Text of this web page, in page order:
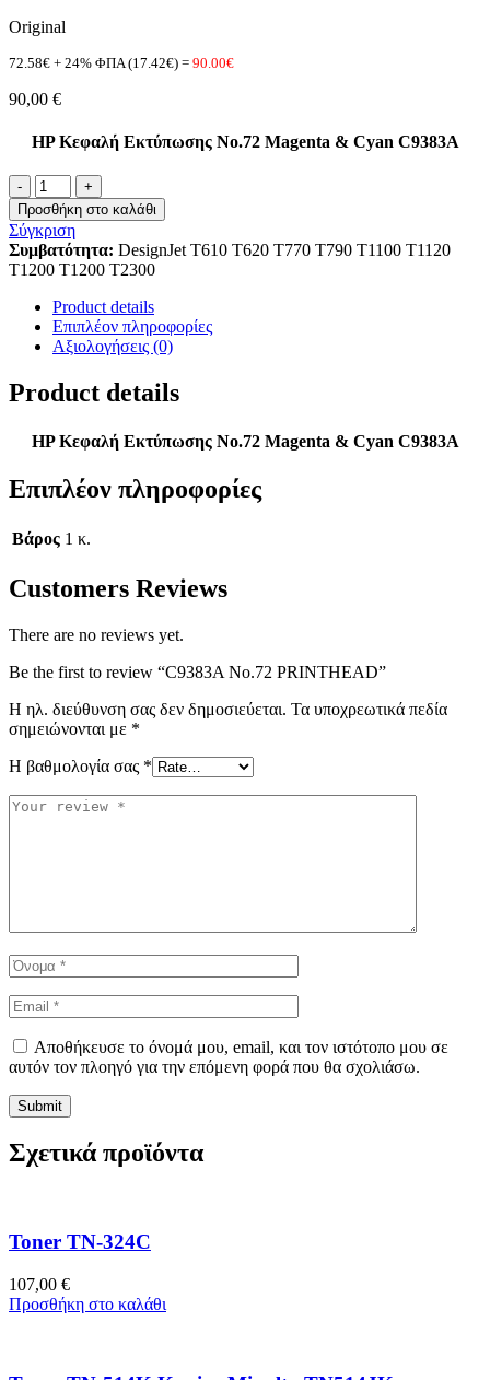
Original
72.58€ + 24% ΦΠΑ (17.42€) = 90.00€
90,00 €
HP Κεφαλή Εκτύπωσης No.72 Magenta & Cyan C9383A
C9383A
No.72
PRINTHEAD
ποσότητα
Προσθήκη στο καλάθι
Σύγκριση
Συμβατότητα: DesignJet T610 T620 T770 T790 T1100 T1120
T1200 T1200 T2300
Product details
Επιπλέον πληροφορίες
Αξιολογήσεις (0)
Product details
HP Κεφαλή Εκτύπωσης No.72 Magenta & Cyan C9383A
Επιπλέον πληροφορίες
Βάρος 1 κ.
Customers Reviews
There are no reviews yet.
Be the first to review “C9383A No.72 PRINTHEAD”
Η ηλ. διεύθυνση σας δεν δημοσιεύεται. Τα υποχρεωτικά πεδία
σημειώνονται με *
Η βαθμολογία σας *
Αποθήκευσε το όνομά μου, email, και τον ιστότοπο μου σε
αυτόν τον πλοηγό για την επόμενη φορά που θα σχολιάσω.
Σχετικά προϊόντα
Toner TN-324C
107,00 €
Προσθήκη στο καλάθι